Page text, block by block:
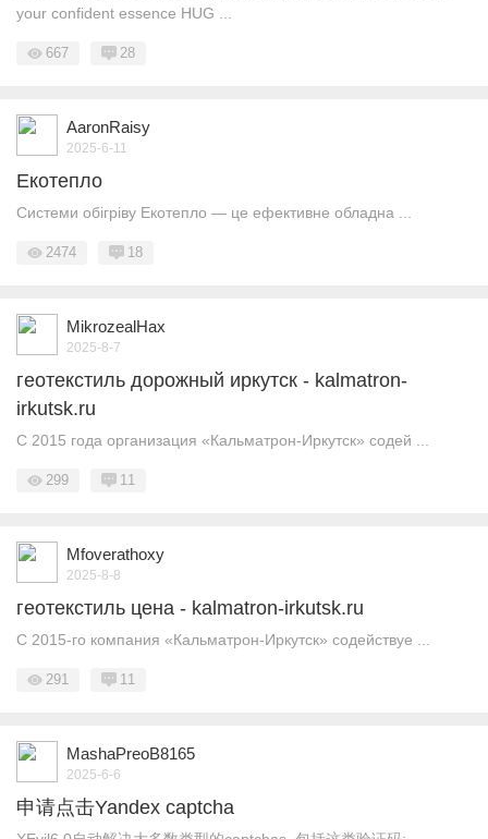
your confident essence HUG ...
667 28
AaronRaisy
2025-6-11
Екотепло
Системи обігріву Екотепло — це ефективне обладна ...
2474 18
MikrozealHax
2025-8-7
геотекстиль дорожный иркутск - kalmatron-
irkutsk.ru
С 2015 года организация «Кальматрон-Иркутск» содей ...
299 11
Mfoverathoxy
2025-8-8
геотекстиль цена - kalmatron-irkutsk.ru
С 2015-го компания «Кальматрон-Иркутск» содействуе ...
291 11
MashaPreoB8165
2025-6-6
申请点击Yandex captcha